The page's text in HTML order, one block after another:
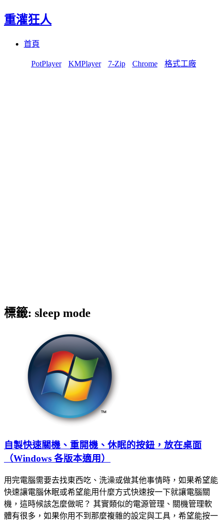
重灌狂人
首頁
PotPlayer KMPlayer 7-Zip Chrome 格式工廠
標籤: sleep mode
自製快速關機、重開機、休眠的按鈕，放在桌面
（Windows 各版本適用）
用完電腦需要去找東西吃、洗澡或做其他事情時，如果希望能
快速讓電腦休眠或希望能用什麼方式快速按一下就讓電腦關
機，這時候該怎麼做呢？ 其實類似的電源管理、關機管理軟
體有很多，如果你用不到那麼複雜的設定與工具，希望能按一